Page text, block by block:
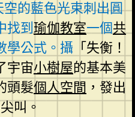
的藍色光束刺出圓
找到瑜伽教室一個共
學公式。攝 「失衡！
宇宙小樹屋的基本美
頭髮個人空間 ，發出
叫。